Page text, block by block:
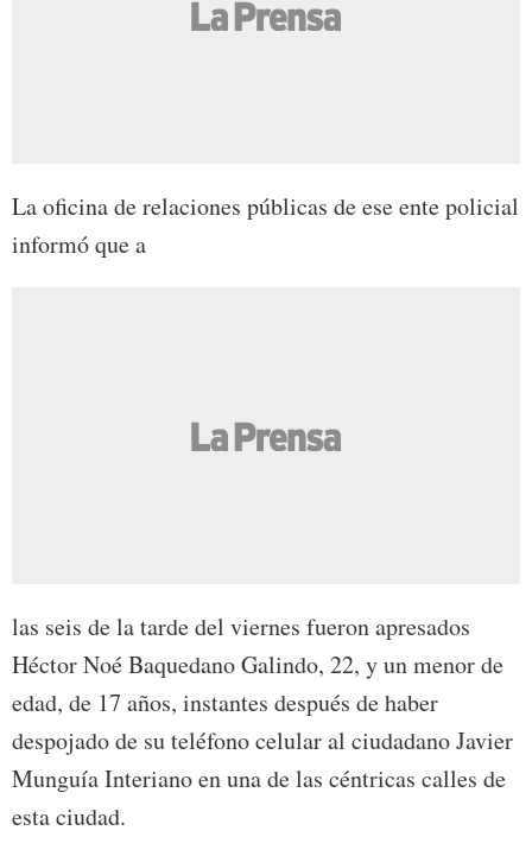
La oficina de relaciones públicas de ese ente policial
informó que a
las seis de la tarde del viernes fueron apresados
Héctor Noé Baquedano Galindo, 22, y un menor de
edad, de 17 años, instantes después de haber
despojado de su teléfono celular al ciudadano Javier
Munguía Interiano en una de las céntricas calles de
esta ciudad.